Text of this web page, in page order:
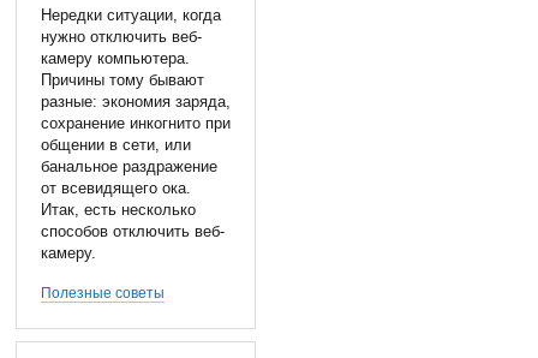
Нередки ситуации, когда
нужно отключить веб-
камеру компьютера.
Причины тому бывают
разные: экономия заряда,
сохранение инкогнито при
общении в сети, или
банальное раздражение
от всевидящего ока.
Итак, есть несколько
способов отключить веб-
камеру.
Полезные советы